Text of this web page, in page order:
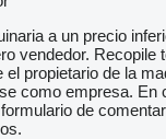
a un precio
vendedor. Recopile
el propietario de la
como empresa. En
de